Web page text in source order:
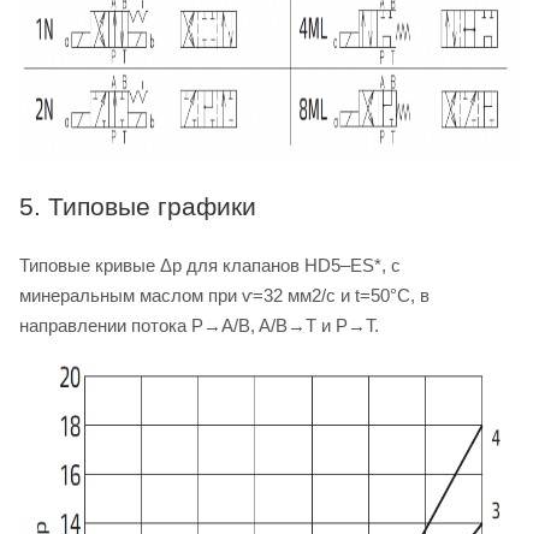
5. Типовые графики
Типовые кривые Δp для клапанов HD5–ES*, с
минеральным маслом при ѵ=32 мм2/с и t=50°C, в
направлении потока P→A/B, A/B→T и P→T.